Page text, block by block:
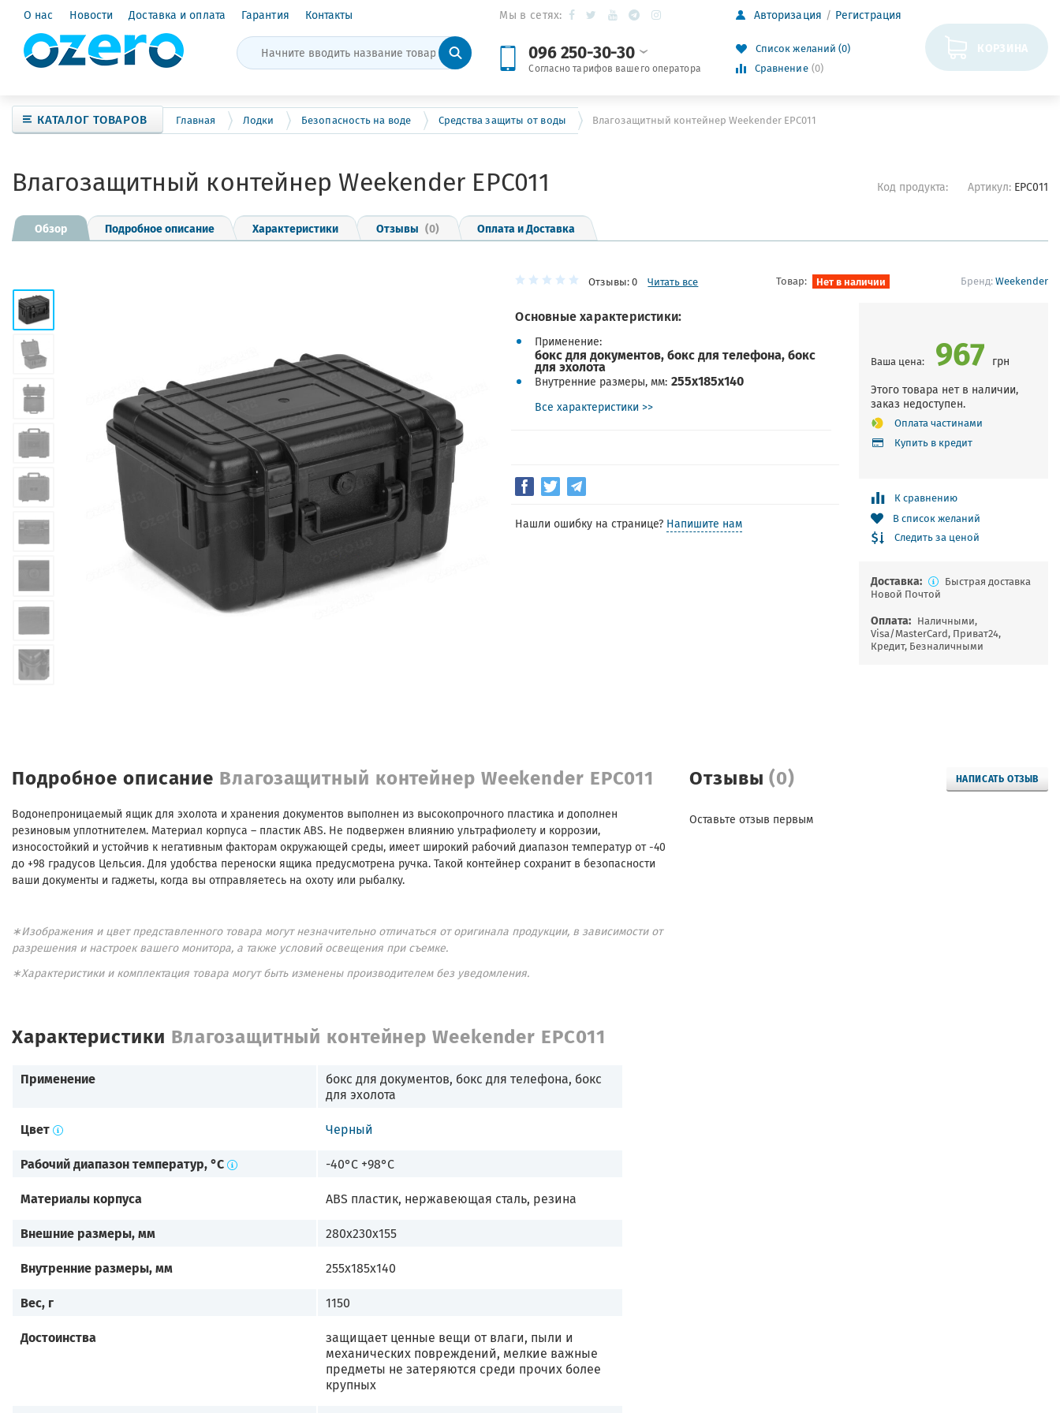
О нас Новости Доставка и оплата Гарантия Контакты Мы в сетях:
096 250-30-30
Согласно тарифов вашего оператора
Авторизация Регистрация
Список желаний (0)
Сравнение (0)
КОРЗИНА
КАТАЛОГ ТОВАРОВ Главная Лодки Безопасность на воде Средства защиты от воды Влагозащитный контейнер Weekender EPC011
Влагозащитный контейнер Weekender EPC011 Код продукта: Артикул: EPC011
Обзор Подробное описание Характеристики Отзывы (0) Оплата и Доставка
Отзывы: 0 Читать все Товар: Нет в наличии Бренд:Weekender
Основные характеристики:
Применение
бокс для документов, бокс для телефона, бокс
для эхолота
Внутренние размеры, мм 255х185х140
Все характеристики >>
Нашли ошибку на странице? Напишите нам
Ваша цена: 967 грн
Этого товара нет в наличии,
заказ недоступен.
Оплата частинами
Купить в кредит
К сравнению
В список желаний
Следить за ценой
Доставка:
Быстрая доставка
Новой Почтой
Оплата: Наличными,
Visa/MasterCard, Приват24,
Кредит, Безналичными
Отзывы(0) НАПИСАТЬ ОТЗЫВ
Оставьте отзыв первым
Подробное описание Влагозащитный контейнер Weekender EPC011
Водонепроницаемый ящик для эхолота и хранения документов выполнен из высокопрочного пластика и дополнен
резиновым уплотнителем. Материал корпуса – пластик ABS. Не подвержен влиянию ультрафиолету и коррозии,
износостойкий и устойчив к негативным факторам окружающей среды, имеет широкий рабочий диапазон температур от -40
до +98 градусов Цельсия. Для удобства переноски ящика предусмотрена ручка. Такой контейнер сохранит в безопасности
ваши документы и гаджеты, когда вы отправляетесь на охоту или рыбалку.
∗Изображения и цвет представленного товара могут незначительно отличаться от оригинала продукции, в зависимости от
разрешения и настроек вашего монитора, а также условий освещения при съемке.
∗Характеристики и комплектация товара могут быть изменены производителем без уведомления.
Характеристики Влагозащитный контейнер Weekender EPC011
Применение
бокс для документов, бокс для телефона, бокс
для эхолота
Цвет Черный
Рабочий диапазон температур, °C -40°C +98°C
Материалы корпуса ABS пластик, нержавеющая сталь, резина
Внешние размеры, мм 280х230х155
Внутренние размеры, мм 255х185х140
Вес, г 1150
Достоинства
защищает ценные вещи от влаги, пыли и
механических повреждений, мелкие важные
предметы не затеряются среди прочих более
крупных